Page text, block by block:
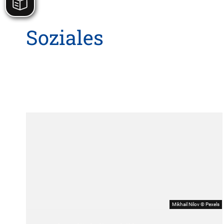
Soziales
Mikhail Nilov © Pexels